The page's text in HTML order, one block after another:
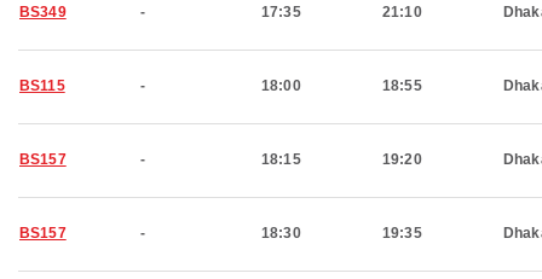
BS349 - 17:35 21:10
BS115 - 18:00 18:55
BS157 - 18:15 19:20
BS157 - 18:30 19:35